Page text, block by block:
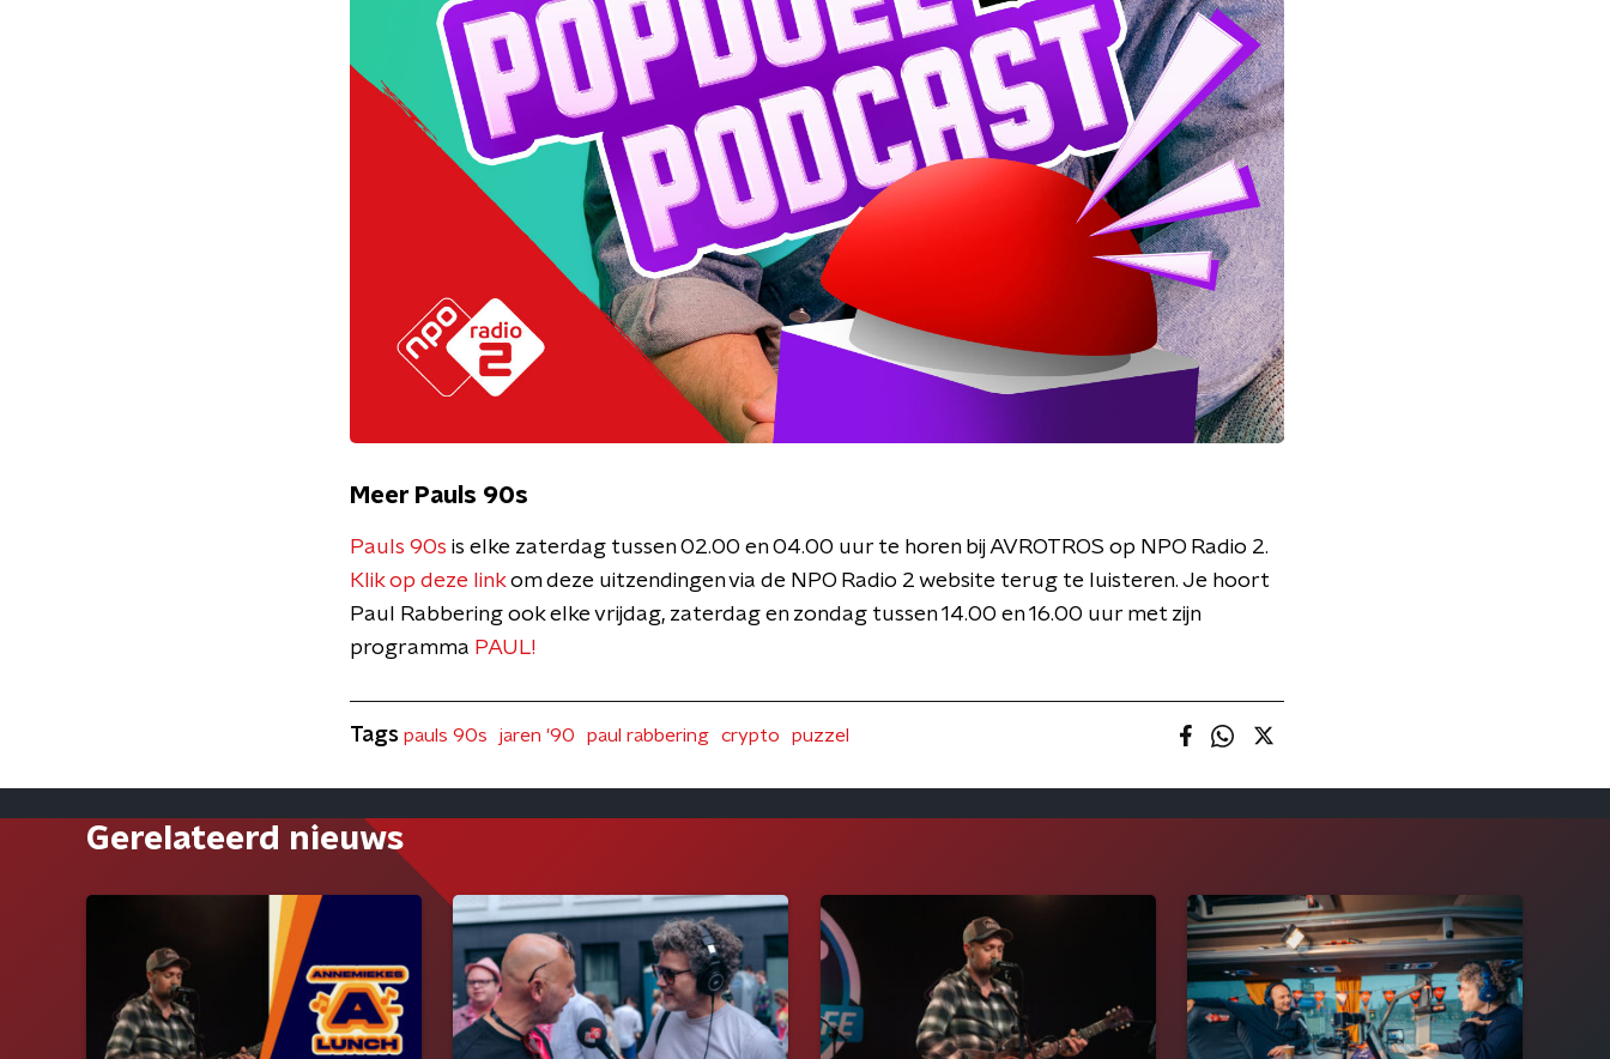
Meer Pauls 90s
Pauls 90s is elke zaterdag tussen 02.00 en 04.00 uur te horen bij AVROTROS op NPO Radio 2.
Klik op deze linkom deze uitzendingen via de NPO Radio 2 website terug te luisteren. Je hoort
Paul Rabbering ook elke vrijdag, zaterdag en zondag tussen 14.00 en 16.00 uur met zijn
programma PAUL!
Tags pauls 90s jaren '90 paul rabbering crypto puzzel
Gerelateerd nieuws